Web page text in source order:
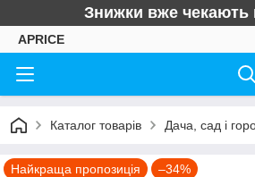
Знижки вже чекають
APRICE
Каталог товарів Дача, сад і
Найкраща пропозиція –34%